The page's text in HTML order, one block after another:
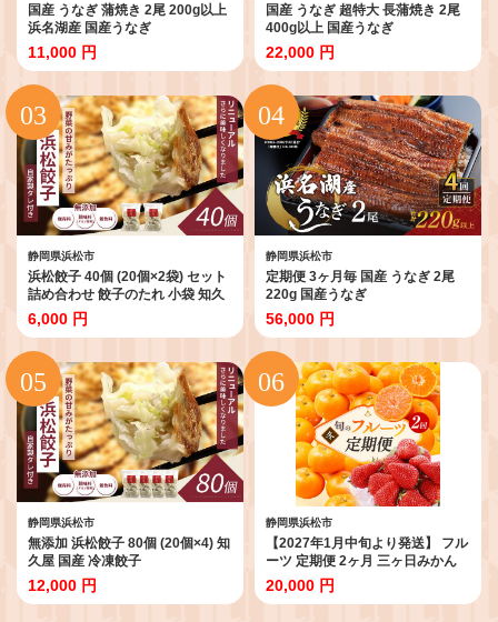
国産 うなぎ 蒲焼き 2尾 200g以上
浜名湖産 国産うなぎ
11,000 円
国産 うなぎ 超特大 長蒲焼き 2尾
400g以上 国産うなぎ
22,000 円
静岡県浜松市
浜松餃子 40個 (20個×2袋) セット
詰め合わせ 餃子のたれ 小袋 知久
屋 国産 ぎょうざ 餃子 ギョーザ 冷
凍餃子 冷凍ギョーザ 工場直送 ヘ
ルシー あっさり 惣菜 中華 点心 静
岡 静岡県 浜松市 【配送不可：離
島】
6,000 円
静岡県浜松市
定期便 3ヶ月毎 国産 うなぎ 2尾
220g 国産うなぎ
56,000 円
静岡県浜松市
無添加 浜松餃子 80個 (20個×4) 知
久屋 国産 冷凍餃子
12,000 円
静岡県浜松市
【2027年1月中旬より発送】 フル
ーツ 定期便 2ヶ月 三ヶ日みかん
紅ほっぺ フルーツ定期便 青島み
かん みかん いちご 果物 旬のフル
20,000 円